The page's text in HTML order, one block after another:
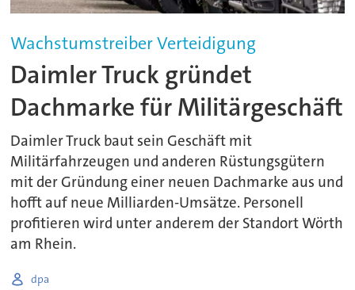
Wachstumstreiber Verteidigung
Daimler Truck gründet
Dachmarke für Militärgeschäft
Daimler Truck baut sein Geschäft mit
Militärfahrzeugen und anderen Rüstungsgütern
mit der Gründung einer neuen Dachmarke aus und
hofft auf neue Milliarden-Umsätze. Personell
profitieren wird unter anderem der Standort Wörth
am Rhein.
dpa